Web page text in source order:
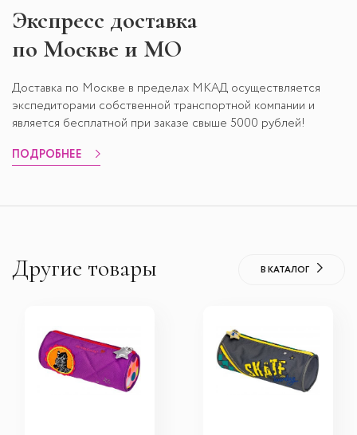
Экспресс доставка
по Москве и МО
Доставка по Москве в пределах МКАД осуществляется
экспедиторами собственной транспортной компании и
является бесплатной при заказе свыше 5000 рублей!
ПОДРОБНЕЕ
Другие товары В КАТАЛОГ